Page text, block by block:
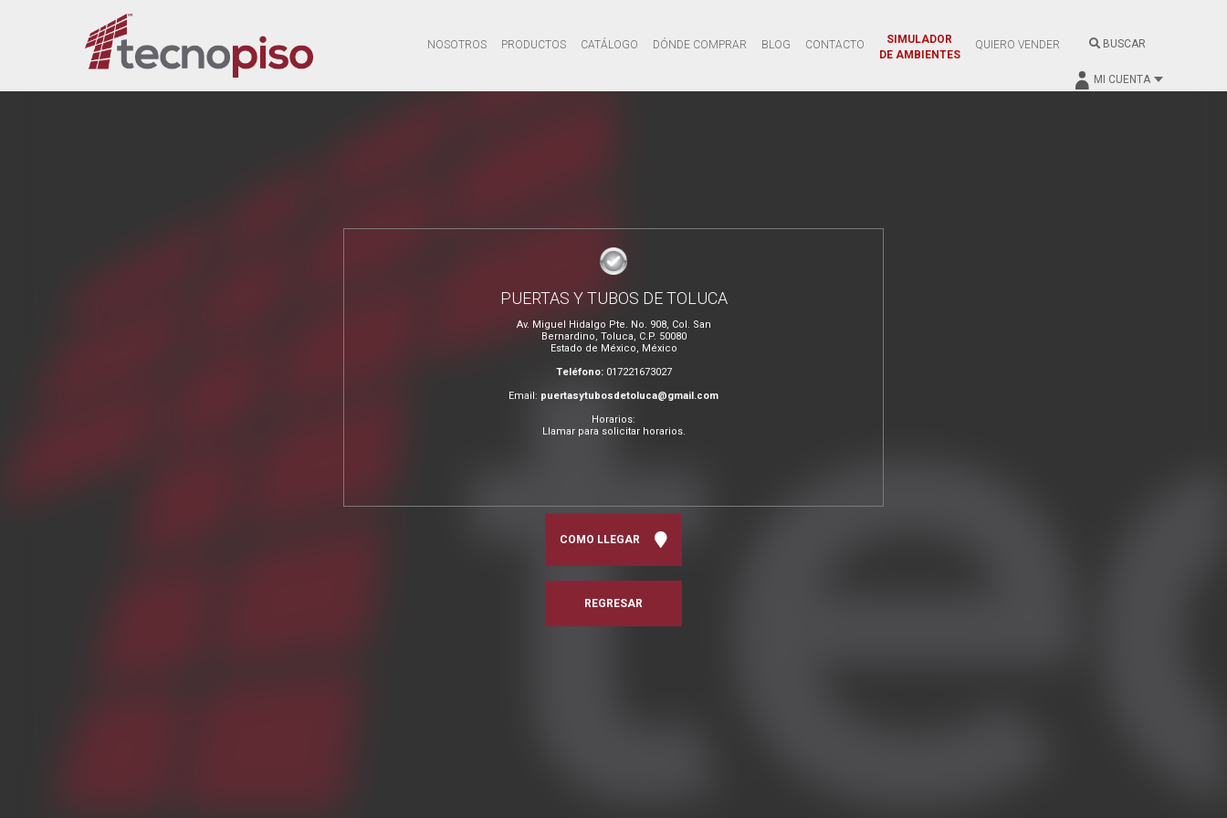
NOSOTROS PRODUCTOS CATÁLOGO DÓNDE COMPRAR BLOG CONTACTO
SIMULADOR
DE AMBIENTES
QUIERO VENDER BUSCAR
MI CUENTA
PUERTAS Y TUBOS DE TOLUCA
Av. Miguel Hidalgo Pte. No. 908, Col. San
Bernardino, Toluca, C.P. 50080
Estado de México, México
Teléfono: 017221673027
Email: puertasytubosdetoluca@gmail.com
Horarios:
Llamar para solicitar horarios.
COMO LLEGAR
REGRESAR